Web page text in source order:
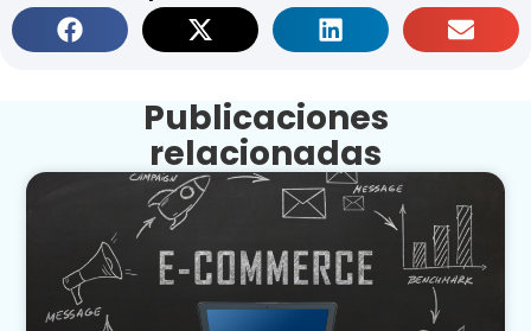
Publicaciones
relacionadas